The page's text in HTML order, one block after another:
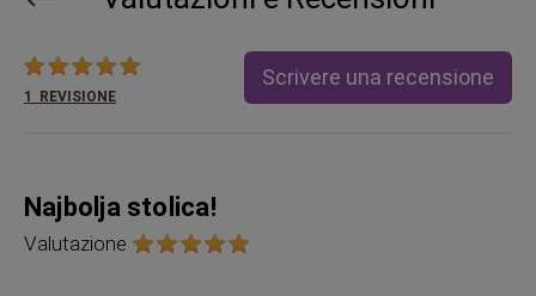
Valutazione:
1 REVISIONE
Scrivere una recensione
Najbolja stolica!
Valutazione